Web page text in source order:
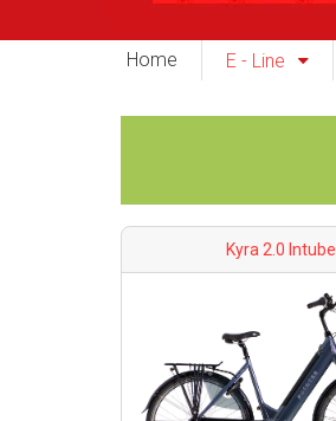
Home E - Line
Kyra 2.0 Intube